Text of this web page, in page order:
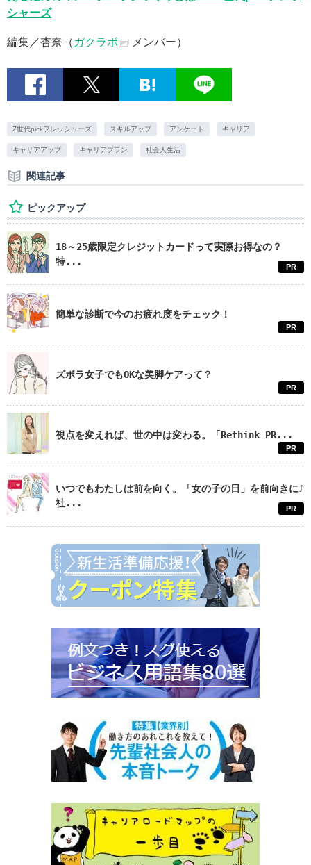
シャーズ
編集／杏奈（ ガクラボ メンバー）
Z世代pickフレッシャーズ スキルアップ アンケート キャリア
キャリアアップ キャリアプラン 社会人生活
関連記事
ピックアップ
18～25歳限定クレジットカードって実際お得なの？
特...
PR
簡単な診断で今のお疲れ度をチェック！
PR
ズボラ女子でもOKな美脚ケアって？
PR
視点を変えれば、世の中は変わる。「Rethink PR...
PR
いつでもわたしは前を向く。「女の子の日」を前向きに♪
社...
PR